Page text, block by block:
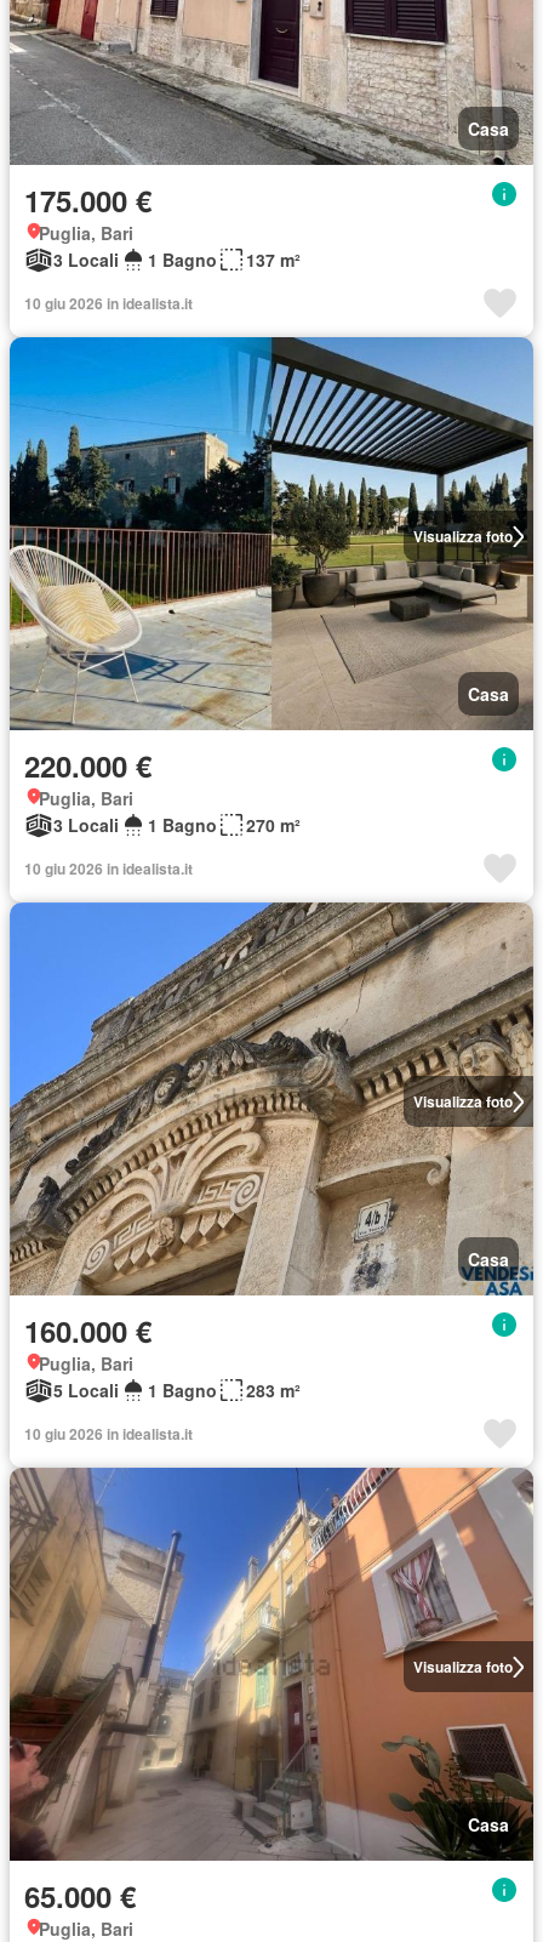
Casa
175.000 €
Puglia, Bari
3 Locali
1 Bagno 137 m²
10 giu 2026 in idealista.it
Visualizza foto
Casa
220.000 €
Puglia, Bari
3 Locali
1 Bagno 270 m²
10 giu 2026 in idealista.it
Visualizza foto
Casa
160.000 €
Puglia, Bari
5 Locali
1 Bagno 283 m²
10 giu 2026 in idealista.it
Visualizza foto
Casa
65.000 €
Puglia, Bari